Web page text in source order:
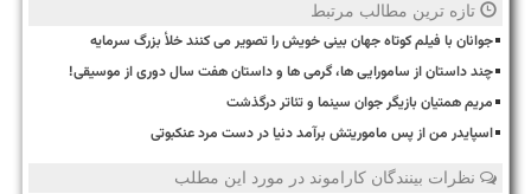
تازه ترین مطالب مرتبط
جوانان با فیلم کوتاه جهان بینی خویش را تصویر می کنند خلأ بزرگ سرمایه
چند داستان از سامورایی ها، گرمی ها و داستان هفت سال دوری از موسیقی!
مریم همتیان بازیگر جوان سینما و تئاتر درگذشت
اسپایدر من از پس ماموریتش برآمد دنیا در دست مرد عنکبوتی
نظرات بینندگان کاراموند در مورد این مطلب